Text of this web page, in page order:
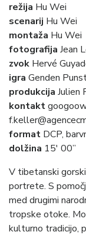
režija Hu Wei
scenarij Hu Wei
montaža Hu Wei
fotografija Jean
zvok Hervé
igra Genden
produkcija Julien
kontakt
format DCP,
dolžina 15′ 00”
V tibetanski
portrete. S
med drugimi
tropske otoke.
kulturno tradicijo,